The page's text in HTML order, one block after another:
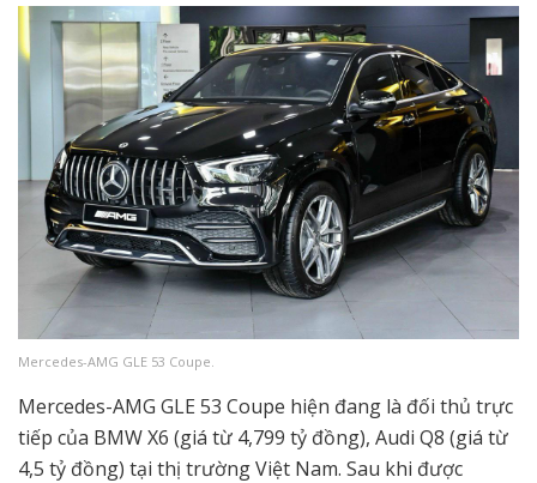
Mercedes-AMG GLE 53 Coupe.
Mercedes-AMG GLE 53 Coupe hiện đang là đối thủ trực
tiếp của BMW X6 (giá từ 4,799 tỷ đồng), Audi Q8 (giá từ
4,5 tỷ đồng) tại thị trường Việt Nam. Sau khi được